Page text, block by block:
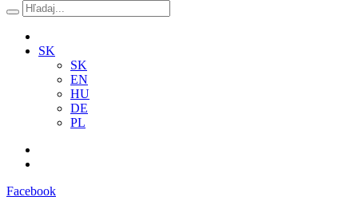
SK
SK
EN
HU
DE
PL
Facebook